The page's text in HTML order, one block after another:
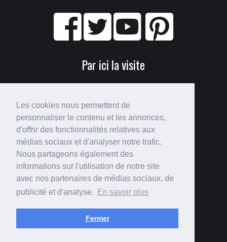
Les cookies nous permettent de
personnaliser le contenu et les annonces,
d'offrir des fonctionnalités relatives aux
médias sociaux et d'analyser notre trafic.
Nous partageons également des
informations sur l'utilisation de notre site
avec nos partenaires de médias sociaux, de
publicité et d'analyse.
En savoir plus
Fermer
Par ici la visite
Perdu ?
Voici le plan du site!